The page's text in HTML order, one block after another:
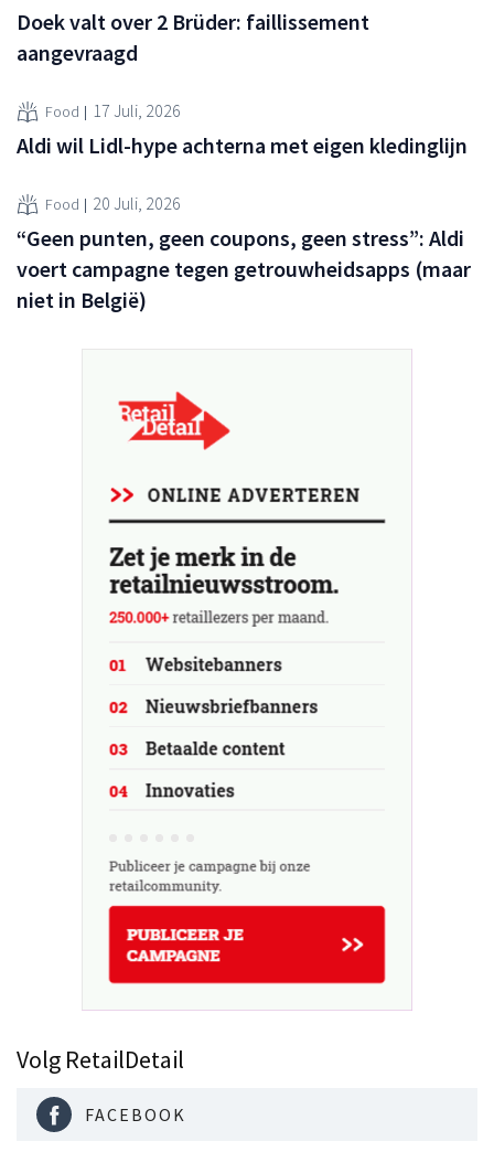
Doek valt over 2 Brüder: faillissement
aangevraagd
Food 17 Juli, 2026
Aldi wil Lidl-hype achterna met eigen kledinglijn
Food 20 Juli, 2026
“Geen punten, geen coupons, geen stress”: Aldi
voert campagne tegen getrouwheidsapps (maar
niet in België)
Volg RetailDetail
FACEBOOK